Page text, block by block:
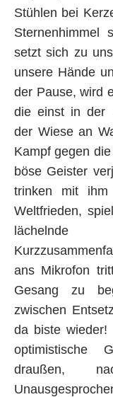
Stühlen bei
Sternenhimmel
setzt sich zu
unsere Hände
der Pause, wird
die einst in der
der Wiese an
Kampf gegen
böse Geister
trinken mit
Weltfrieden,
ans Mikrofon
Gesang zu
zwischen
da biste wieder!
optimistische
draußen,